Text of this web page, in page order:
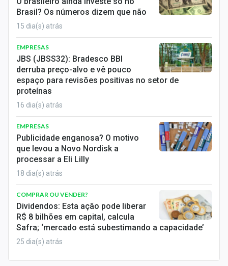
Brasil? Os números dizem que não
15 dia(s) atrás
EMPRESAS
JBS (JBSS32): Bradesco BBI
derruba preço-alvo e vê pouco
espaço para revisões positivas no setor de
proteínas
16 dia(s) atrás
EMPRESAS
Publicidade enganosa? O motivo
que levou a Novo Nordisk a
processar a Eli Lilly
18 dia(s) atrás
COMPRAR OU VENDER?
Dividendos: Esta ação pode liberar
R$ 8 bilhões em capital, calcula
Safra; ‘mercado está subestimando a capacidade’
25 dia(s) atrás